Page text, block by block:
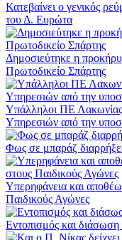
Κατεβαίνει ο γενικός
του Δ. Ευρώτα
Δημοσιεύτηκε η
Πρωτοδικείο Σπάρτης
Υπάλληλοι ΠΕ
Υπηρεσιών από την
Φως σε μπαράζ
Υπερηφάνεια και
Παιδικούς Αγώνες
Εντοπισμός και